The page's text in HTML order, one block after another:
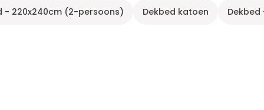
- 220x240cm (2-persoons) Dekbed katoen Dekbed